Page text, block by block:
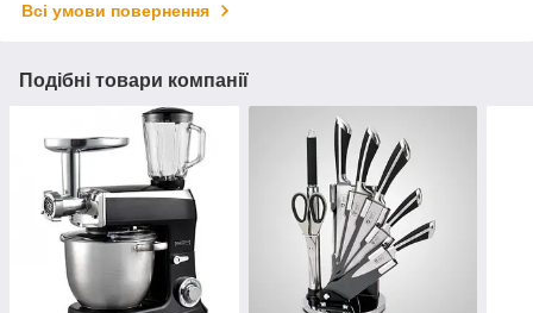
Всі умови повернення
Подібні товари компанії